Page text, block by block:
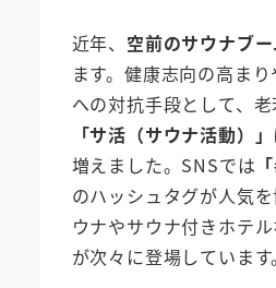
近年、 空前のサウナブ
ます。健康志向の高ま
への対抗手段として、
「サ活（サウナ活動）」
増えました。SNSでは
のハッシュタグが人気
ウナやサウナ付きホテ
が次々に登場しています。